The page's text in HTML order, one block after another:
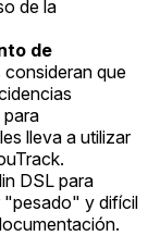
de la
de
que
lleva a utilizar
DSL para
"pesado" y difícil